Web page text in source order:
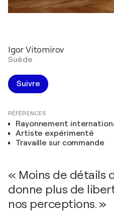
Igor Vitomirov
Suède
Suivre
RÉFÉRENCES
Rayonnement
Artiste expérimenté
Travaille sur commande
« Moins de détails
donne plus de
nos perceptions. »